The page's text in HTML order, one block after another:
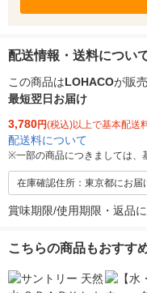
配送情報・送料につい
この商品はLOHACOが販
最短翌日お届け
3,780円(税込)以上で基本配送
配送料について
※一部の商品につきましては、
在庫確認住所：東京都にお届
賞味期限/使用期限・返品
こちらの商品もおすす